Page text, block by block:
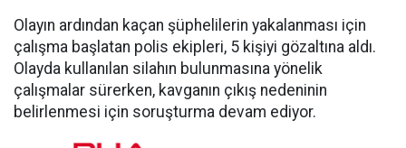
Olayın ardından kaçan şüphelilerin yakalanması için
çalışma başlatan polis ekipleri, 5 kişiyi gözaltına aldı.
Olayda kullanılan silahın bulunmasına yönelik
çalışmalar sürerken, kavganın çıkış nedeninin
belirlenmesi için soruşturma devam ediyor.